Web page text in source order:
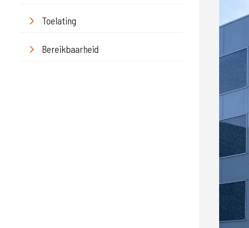
Toelating
Bereikbaarheid